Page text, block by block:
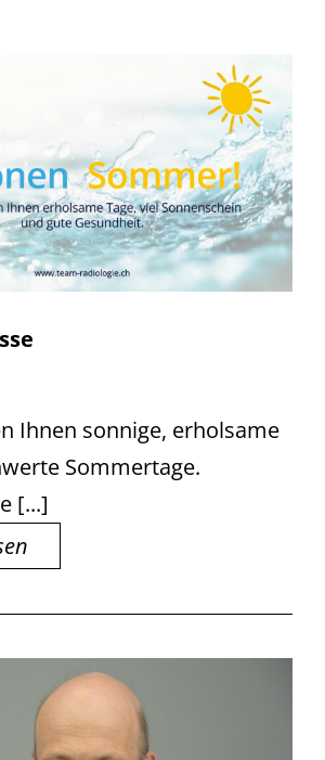
Ihnen sonnige, erholsame
Sommertage.
[...]